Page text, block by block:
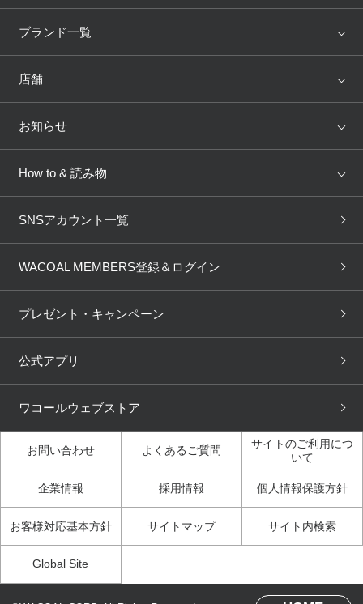
アイテム
トピックス
ブランド一覧
WACOAL
AMPHI une nana cool
OUR WACOAL
WACOAL Remamma Mens Innerwear
Licensed Brands
店舗
店舗を探す
ブラ無料診断
3Dボディスキャン
お知らせ
新着情報
商品回収
ニュース＆トピックス
How to & 読み物
下着の基礎知識
ブラパン ワコールスタイル
大人の工場見学inベトナム
人間科学研究開発センター見
学
ガイド（マンガ）
3Dボディスキャン体験（マ
SNSアカウント一覧
WACOAL MEMBERS登録＆ログイン
プレゼント・キャンペーン
公式アプリ
ワコールウェブストア
お問い合わせ よくあるご質問
サイトのご利用につ
いて
企業情報 採用情報 個人情報保護方針
お客様対応基本方針 サイトマップ サイト内検索
Global Site